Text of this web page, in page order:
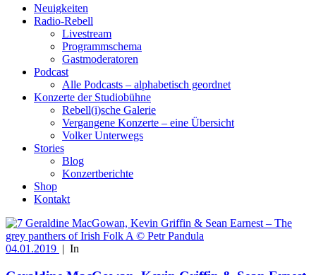
Neuigkeiten
Radio-Rebell
Livestream
Programmschema
Gastmoderatoren
Podcast
Alle Podcasts – alphabetisch geordnet
Konzerte der Studiobühne
Rebell(i)sche Galerie
Vergangene Konzerte – eine Übersicht
Volker Unterwegs
Stories
Blog
Konzertberichte
Shop
Kontakt
04.01.2019 | In